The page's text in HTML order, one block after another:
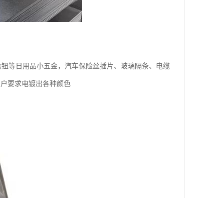
等日用品小五金，汽车保险丝插片、玻璃隔条、电缆
要求电镀出各种颜色